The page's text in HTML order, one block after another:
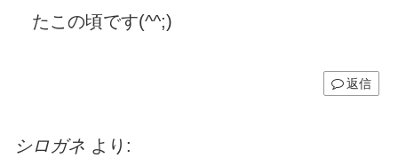
たこの頃です(^^;)
返信
シロガネ より: